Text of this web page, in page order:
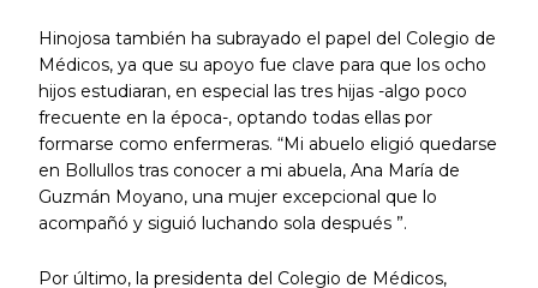
Hinojosa también ha subrayado el papel del Colegio de
Médicos, ya que su apoyo fue clave para que los ocho
hijos estudiaran, en especial las tres hijas -algo poco
frecuente en la época-, optando todas ellas por
formarse como enfermeras. “Mi abuelo eligió quedarse
en Bollullos tras conocer a mi abuela, Ana María de
Guzmán Moyano, una mujer excepcional que lo
acompañó y siguió luchando sola después ”.
Por último, la presidenta del Colegio de Médicos,